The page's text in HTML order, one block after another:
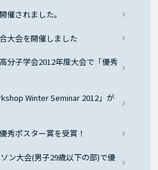
催されました。
大会を開催しました
分子学会2012年度大会で「優秀
Winter Seminar 2012」が
秀ポスター賞を受賞！
ン大会(男子29歳以下の部)で優